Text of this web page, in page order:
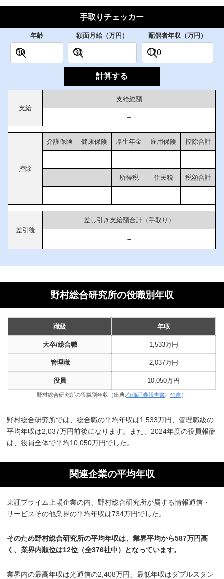
手取りチェッカー
年齢 額面月給（万円） 配偶者年収（万円）
計算する
支給
支給総額
–
控除
介護保険 健康保険 厚生年金 雇用保険 控除合計
– – – – –
所得税 住民税 税額合計
– – –
差引後
差し引き支給額合計（手取り）
–
野村総合研究所の役職別年収
職級 年収
大卒/総合職 1,533万円
管理職 2,037万円
役員 10,050万円
野村総合研究所の役職別年収（出典:有価証券報告書 独自 ）
野村総合研究所では、総合職の平均年収は1,533万円、管理職級の
平均年収は2,037万円前後になります。また、2024年度の役員報酬
は、役員全体で平均10,050万円でした。
関連企業の平均年収
東証プライム上場企業の内、野村総合研究所が属する情報通信・
サービスその他業界の平均年収は734万円でした。
そのため野村総合研究所の平均年収は、業界平均から587万円高
く、業界内順位は12位（全376社中）となっています。
業界内の最高年収は光通信の2,408万円、最低年収はダブルスタン